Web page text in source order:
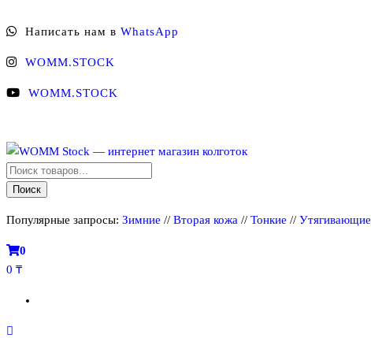
к
Написать нам в WhatsApp
WOMM.STOCK
WOMM.STOCK
WOMM Stock — интернет магазин колготок
Колготки MANZI, Naja Street тонкие, фантазийные, чулки, лосины
Поиск
товаров
Поиск
Популярные запросы: Зимние // Вторая кожа // Тонкие // Утягивающие
0
0 ₸